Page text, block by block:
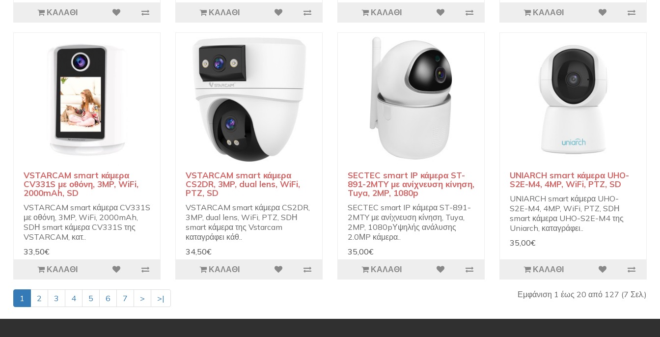
ΚΑΛΆΘΙ ΚΑΛΆΘΙ
ΚΑΛΆΘΙ
ΚΑΛΆΘΙ
VSTARCAM smart κάμερα
CV331S με οθόνη, 3MP, WiFi,
2000mAh, SD
VSTARCAM smart κάμερα CV331S
με οθόνη, 3MP, WiFi, 2000mAh,
SDΗ smart κάμερα CV331S της
VSTARCAM, κατ..
33,50€
ΚΑΛΆΘΙ
VSTARCAM smart κάμερα
CS2DR, 3MP, dual lens, WiFi,
PTZ, SD
VSTARCAM smart κάμερα CS2DR,
3MP, dual lens, WiFi, PTZ, SDΗ
smart κάμερα της Vstarcam
καταγράφει κάθ..
34,50€
ΚΑΛΆΘΙ
SECTEC smart IP κάμερα ST-
891-2MTY με ανίχνευση κίνηση,
Tuya, 2MP, 1080p
SECTEC smart IP κάμερα ST-891-
2MTY με ανίχνευση κίνηση, Tuya,
2MP, 1080pΥψηλής ανάλυσης
2.0ΜP κάμερα..
35,00€
ΚΑΛΆΘΙ
UNIARCH smart κάμερα UHO-
S2E-M4, 4MP, WiFi, PTZ, SD
UNIARCH smart κάμερα UHO-
S2E-M4, 4MP, WiFi, PTZ, SDΗ
smart κάμερα UHO-S2E-M4 της
Uniarch, καταγράφει..
35,00€
ΚΑΛΆΘΙ
1 2 3 4 5 6 7 > >| Εμφάνιση 1 έως 20 από 127 (7 Σελ.)